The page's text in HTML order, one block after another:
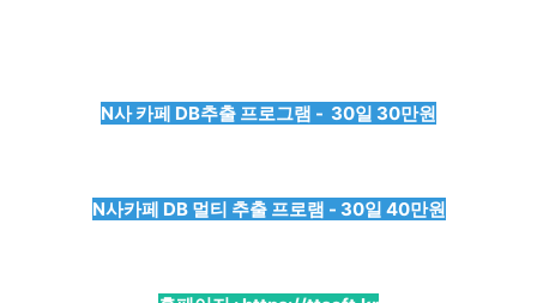
N사 카페 DB추출 프로그램 - 30일 30만원
N사카페 DB 멀티 추출 프로램 - 30일 40만원